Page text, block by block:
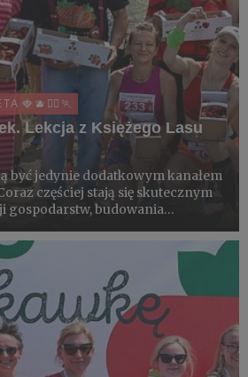
🍓🫐🏃‍♀️🏃
Lekcja z Księżego Lasu
być jedynie dodatkowym kanałem
częściej stają się skutecznym
gospodarstw, budowania
tego trendu jest kolejna